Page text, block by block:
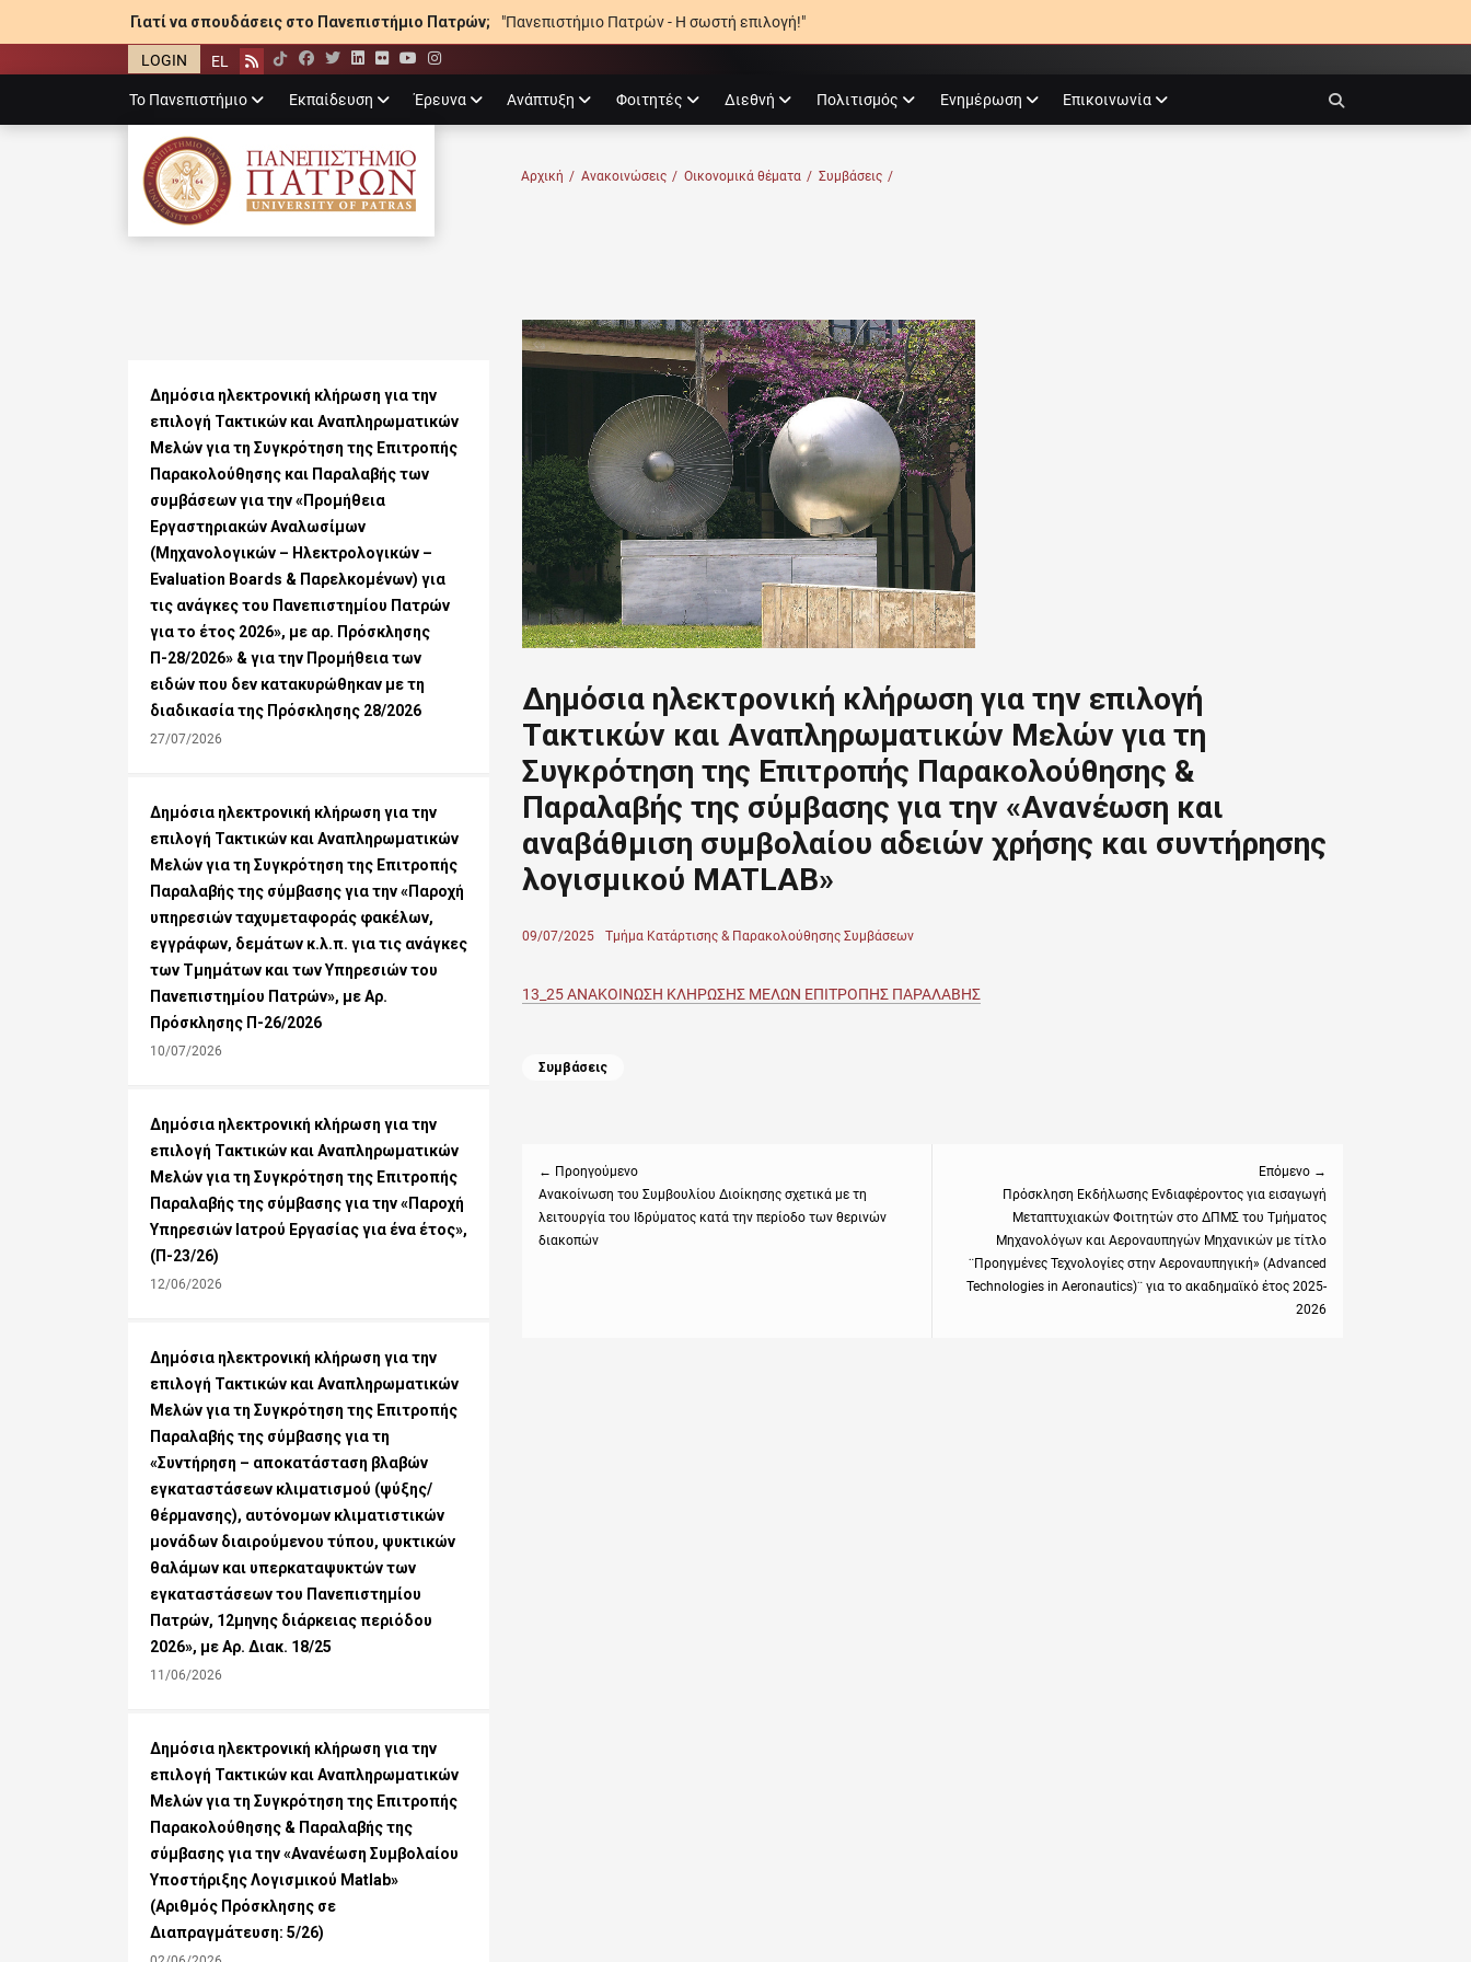
Γιατί να σπουδάσεις στο Πανεπιστήμιο Πατρών; "Πανεπιστήμιο Πατρών - Η σωστή επιλογή!"
LOGIN EL Rss Facebook
Twitter
LinkedIn
Flickr
YouTube
Instagram
menu
Το Πανεπιστήμιο Εκπαίδευση Έρευνα Ανάπτυξη Φοιτητές Διεθνή Πολιτισμός Ενημέρωση Επικοινωνία
ΠΑΝΕΠΙΣΤΉΜΙΟ ΠΑΤΡΏΝ
Αρχική / Ανακοινώσεις / Οικονομικά θέματα / Συμβάσεις /
Δημόσια ηλεκτρονική κλήρωση για την επιλογή
Tακτικών και Aναπληρωματικών Mελών για τη
Συγκρότηση της Επιτροπής Παρακολούθησης &
Παραλαβής της σύμβασης για την «Ανανέωση και
αναβάθμιση συμβολαίου αδειών χρήσης και συντήρησης
λογισμικού MATLAB»
Posted
09/07/2025 Author
Τμήμα Κατάρτισης & Παρακολούθησης Συμβάσεων
13_25 ΑΝΑΚΟΙΝΩΣΗ ΚΛΗΡΩΣΗΣ ΜΕΛΩΝ ΕΠΙΤΡΟΠΗΣ ΠΑΡΑΛΑΒΗΣ
Categories
Συμβάσεις
← Προηγούμενο
Previous
post:
Ανακοίνωση του Συμβουλίου Διοίκησης σχετικά με τη
λειτουργία του Ιδρύματος κατά την περίοδο των θερινών
διακοπών
Επόμενο →
Πρόσκληση Εκδήλωσης Ενδιαφέροντος για εισαγωγή
Μεταπτυχιακών Φοιτητών στο ΔΠΜΣ του Τμήματος
Μηχανολόγων και Αεροναυπηγών Μηχανικών με τίτλο
¨Προηγμένες Τεχνολογίες στην Αεροναυπηγική» (Advanced
Technologies in Aeronautics)¨ για το ακαδημαϊκό έτος 2025-
2026
Δημόσια ηλεκτρονική κλήρωση για την
επιλογή Τακτικών και Αναπληρωματικών
Mελών για τη Συγκρότηση της Επιτροπής
Παρακολούθησης και Παραλαβής των
συμβάσεων για την «Προμήθεια
Εργαστηριακών Αναλωσίμων
(Μηχανολογικών – Ηλεκτρολογικών –
Evaluation Boards & Παρελκομένων) για
τις ανάγκες του Πανεπιστημίου Πατρών
για τo έτος 2026», με αρ. Πρόσκλησης
Π-28/2026» & για την Προμήθεια των
ειδών που δεν κατακυρώθηκαν με τη
διαδικασία της Πρόσκλησης 28/2026
27/07/2026
Δημόσια ηλεκτρονική κλήρωση για την
επιλογή Τακτικών και Αναπληρωματικών
Mελών για τη Συγκρότηση της Επιτροπής
Παραλαβής της σύμβασης για την «Παροχή
υπηρεσιών ταχυμεταφοράς φακέλων,
εγγράφων, δεμάτων κ.λ.π. για τις ανάγκες
των Τμημάτων και των Υπηρεσιών του
Πανεπιστημίου Πατρών», με Αρ.
Πρόσκλησης Π-26/2026
10/07/2026
Δημόσια ηλεκτρονική κλήρωση για την
επιλογή Τακτικών και Αναπληρωματικών
Mελών για τη Συγκρότηση της Επιτροπής
Παραλαβής της σύμβασης για την «Παροχή
Υπηρεσιών Ιατρού Εργασίας για ένα έτος»,
(Π-23/26)
12/06/2026
Δημόσια ηλεκτρονική κλήρωση για την
επιλογή Τακτικών και Αναπληρωματικών
Mελών για τη Συγκρότηση της Επιτροπής
Παραλαβής της σύμβασης για τη
«Συντήρηση – αποκατάσταση βλαβών
εγκαταστάσεων κλιματισμού (ψύξης/
θέρμανσης), αυτόνομων κλιματιστικών
μονάδων διαιρούμενου τύπου, ψυκτικών
θαλάμων και υπερκαταψυκτών των
εγκαταστάσεων του Πανεπιστημίου
Πατρών, 12μηνης διάρκειας περιόδου
2026», με Αρ. Διακ. 18/25
11/06/2026
Δημόσια ηλεκτρονική κλήρωση για την
επιλογή Τακτικών και Αναπληρωματικών
Mελών για τη Συγκρότηση της Επιτροπής
Παρακολούθησης & Παραλαβής της
σύμβασης για την «Ανανέωση Συμβολαίου
Υποστήριξης Λογισμικού Matlab»
(Αριθμός Πρόσκλησης σε
Διαπραγμάτευση: 5/26)